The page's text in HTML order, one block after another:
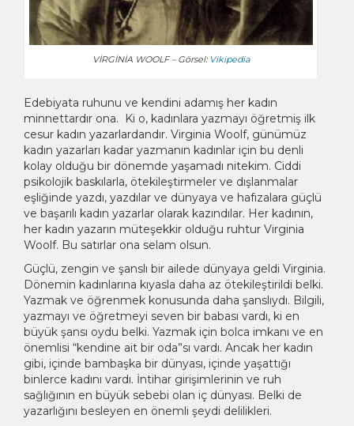
VİRGİNİA WOOLF – Görsel: Vikipedia
Edebiyata ruhunu ve kendini adamış her kadın
minnettardır ona. Ki o, kadınlara yazmayı öğretmiş ilk
cesur kadın yazarlardandır. Virginia Woolf, günümüz
kadın yazarları kadar yazmanın kadınlar için bu denli
kolay olduğu bir dönemde yaşamadı nitekim. Ciddi
psikolojik baskılarla, ötekileştirmeler ve dışlanmalar
eşliğinde yazdı, yazdılar ve dünyaya ve hafızalara güçlü
ve başarılı kadın yazarlar olarak kazındılar. Her kadının,
her kadın yazarın müteşekkir olduğu ruhtur Virginia
Woolf. Bu satırlar ona selam olsun.
Güçlü, zengin ve şanslı bir ailede dünyaya geldi Virginia.
Dönemin kadınlarına kıyasla daha az ötekileştirildi belki.
Yazmak ve öğrenmek konusunda daha şanslıydı. Bilgili,
yazmayı ve öğretmeyi seven bir babası vardı, ki en
büyük şansı oydu belki. Yazmak için bolca imkanı ve en
önemlisi “kendine ait bir oda”sı vardı. Ancak her kadın
gibi, içinde bambaşka bir dünyası, içinde yaşattığı
binlerce kadını vardı. İntihar girişimlerinin ve ruh
sağlığının en büyük sebebi olan iç dünyası. Belki de
yazarlığını besleyen en önemli şeydi delilikleri.